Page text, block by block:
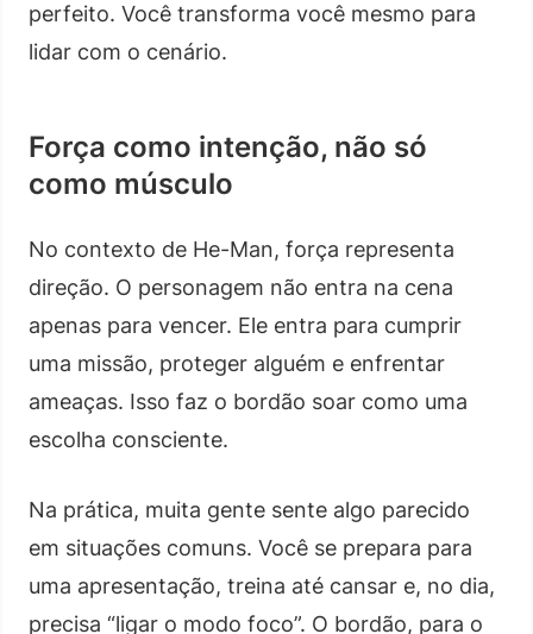
perfeito. Você transforma você mesmo para
lidar com o cenário.
Força como intenção, não só
como músculo
No contexto de He-Man, força representa
direção. O personagem não entra na cena
apenas para vencer. Ele entra para cumprir
uma missão, proteger alguém e enfrentar
ameaças. Isso faz o bordão soar como uma
escolha consciente.
Na prática, muita gente sente algo parecido
em situações comuns. Você se prepara para
uma apresentação, treina até cansar e, no dia,
precisa “ligar o modo foco”. O bordão, para o